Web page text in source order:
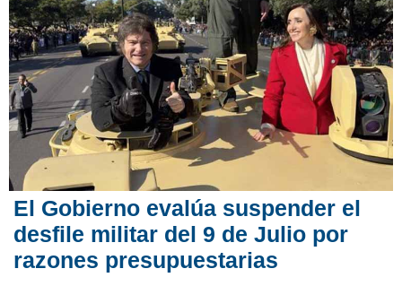
El Gobierno evalúa suspender el
desfile militar del 9 de Julio por
razones presupuestarias